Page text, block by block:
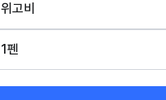
위고비
1펜